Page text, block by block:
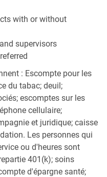
with or without
supervisors
: Escompte pour les
du tabac; deuil;
escomptes sur les
cellulaire;
et juridique; caisse
Les personnes qui
ou d'heures sont
401(k); soins
d'épargne santé;